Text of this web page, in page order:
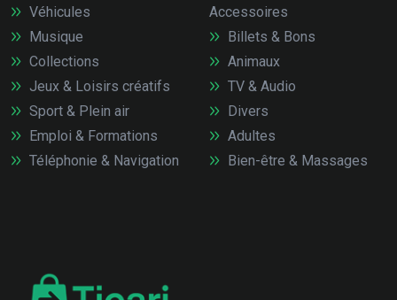
Véhicules
Accessoires
Musique
Collections
Jeux & Loisirs créatifs
Sport & Plein air
Emploi & Formations
Téléphonie & Navigation
Billets & Bons
Animaux
TV & Audio
Divers
Adultes
Bien-être & Massages